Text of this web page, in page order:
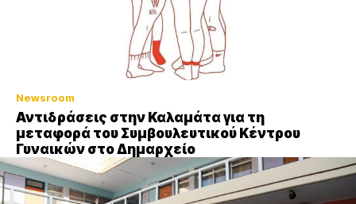
Newsroom
Αντιδράσεις στην Καλαμάτα για τη
μεταφορά του Συμβουλευτικού Κέντρου
Γυναικών στο Δημαρχείο